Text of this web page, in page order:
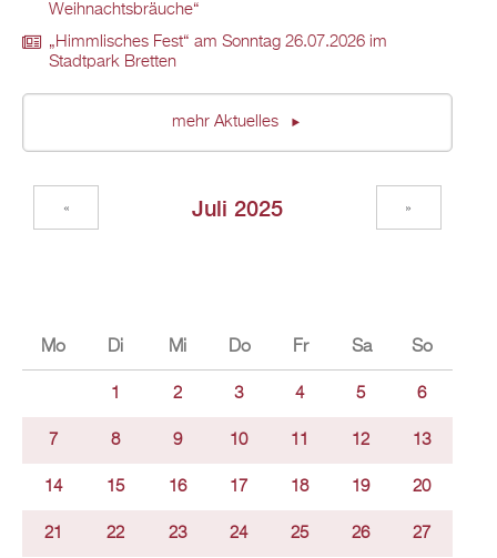
Weihnachtsbräuche“
„Himmlisches Fest“ am Sonntag 26.07.2026 im
Stadtpark Bretten
mehr Aktuelles
Juli 2025
« »
Mo Di Mi Do Fr Sa So
1 2 3 4 5 6
7 8 9 10 11 12 13
14 15 16 17 18 19 20
21 22 23 24 25 26 27